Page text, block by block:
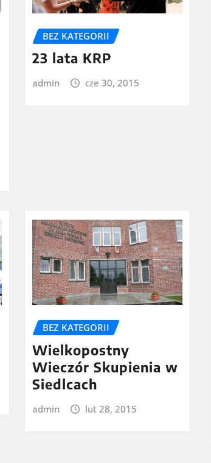
BEZ KATEGORII
23 lata KRP
admin cze 30, 2015
BEZ KATEGORII
Wielkopostny
Wieczór Skupienia w
Siedlcach
admin lut 28, 2015